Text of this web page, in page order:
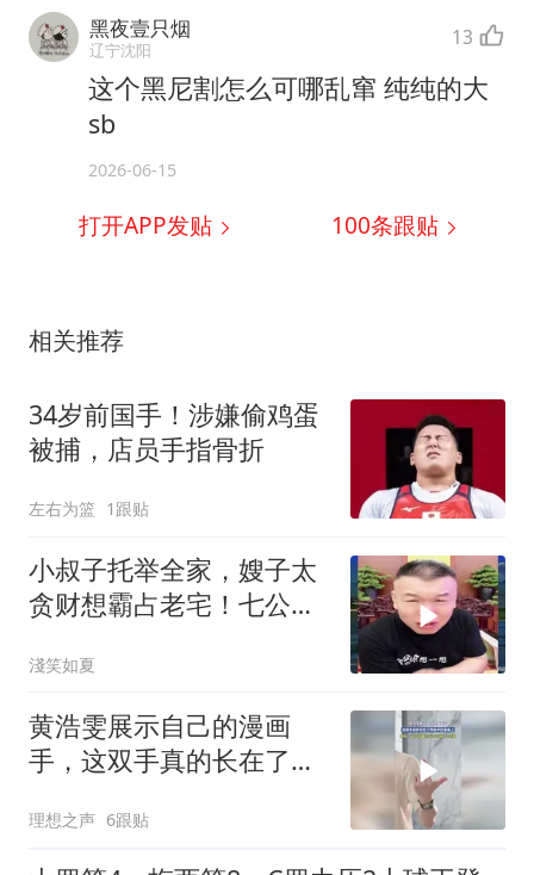
黑夜壹只烟
辽宁沈阳 13
这个黑尼割怎么可哪乱窜 纯纯的大
sb
2026-06-15
打开APP发贴 100条跟贴
相关推荐
34岁前国手！涉嫌偷鸡蛋
被捕，店员手指骨折
左右为篮 1跟贴
小叔子托举全家，嫂子太
贪财想霸占老宅！七公直
淺笑如夏
黄浩雯展示自己的漫画
手，这双手真的长在了所
理想之声 6跟贴